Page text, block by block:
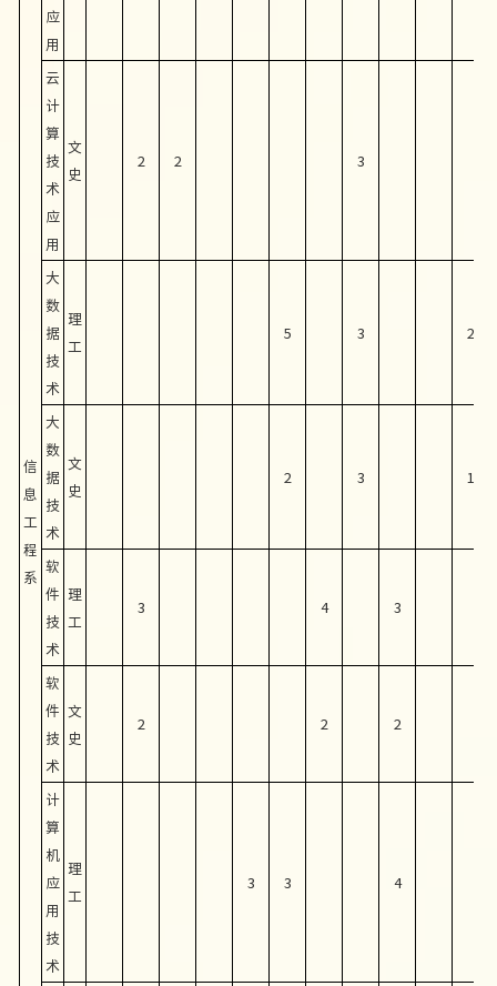
信
息
工
程
系
应
用
云
计
算
技
术
应
用
文
史
2 2 3
大
数
据
技
术
理
工
5 3 2
大
数
据
技
术
文
史
2 3 1
软
件
技
术
理
工
3 4 3
软
件
技
术
文
史
2 2 2
计
算
机
应
用
技
术
理
工
3 3 4